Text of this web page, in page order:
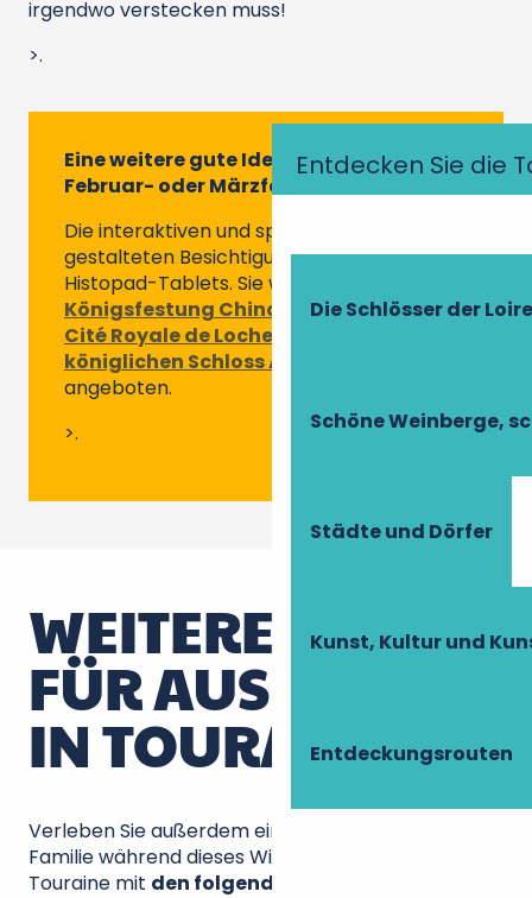
Entdecken Sie die
Die Schlösser der Loire
Schöne Weinberge,
Städte und Dörfer
Kunst, Kultur und
Entdeckungsrouten
irgendwo verstecken muss!
>.
Eine weitere gute Idee für diese
Februar- oder Märzferien
Die interaktiven und spielerisch
gestalteten Besichtigungen über die
Histopad-Tablets. Sie werden in der
Königsfestung Chinon
, aber auch inder
Cité Royale de Loches
königlichen Schloss Amboise
angeboten.
>.
WEITERE IDEEN
FÜR AUSFLÜGE
IN TOURAINE
Verleben Sie außerdem eine tolle Zeit mit der
Familie während dieses Winterurlaubs in der
Touraine mit den folgenden Vorschlägen